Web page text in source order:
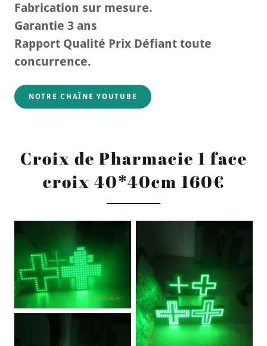
Fabrication sur mesure.
Garantie 3 ans
Rapport Qualité Prix Défiant toute
concurrence.
NOTRE CHAÎNE YOUTUBE
Croix de Pharmacie 1 face
croix 40*40cm 160€